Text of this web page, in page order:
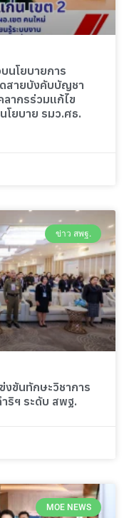
นโยบายการ
ดสายบังคับบัญชา
ากรร่วมแก้ไข
โยบาย รมว.ศธ.
ข่าว สพฐ.
งขันทักษะวิชาการ
ริฯ ระดับ สพฐ.
MOE NEWS